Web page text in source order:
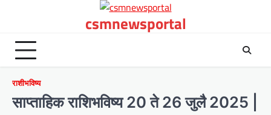
csmnewsportal
राशीभविष्य
साप्ताहिक राशिभविष्य 20 ते 26 जुलै 2025 |